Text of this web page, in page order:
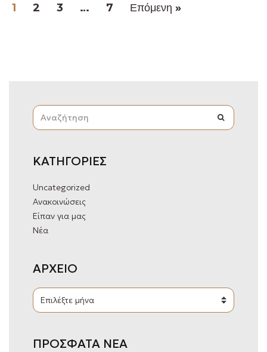
1 2 3 … 7 Επόμενη »
S
A
H
O
:
ΚΑΤΗΓΟΡΙΕΣ
Uncategorized
Ανακοινώσεις
Είπαν για μας
Νέα
ΑΡΧΕΙΟ
Α
Χ
ΠΡΟΣΦΑΤΑ ΝΕΑ